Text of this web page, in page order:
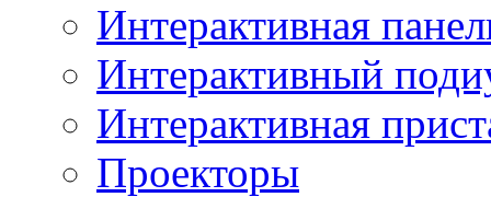
Интерактивная
Интерактивный
Интерактивная
Проекторы